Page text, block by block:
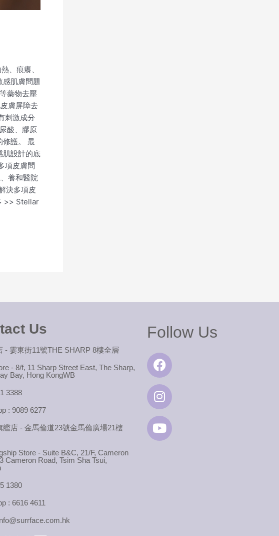
、痕癢、
感肌膚問題
藥物去壓
膚屏障去
刺激成分
酸、膠原
修護。 最
肌設計的底
項皮膚問
養和醫院
決多項皮
>> Stellar
Us
- 霎東街11號THE SHARP 8樓全層
- 8/f, 11 Sharp Street East, The Sharp,
Bay, Hong KongWB
3388
: 9089 6277
艦店 - 金馬倫道23號金馬倫廣場21樓
Store - Suite B&C, 21/F, Cameron
Cameron Road, Tsim Sha Tsui,
1380
: 6616 4611
Follow Us
Facebook
Instagram
Youtube